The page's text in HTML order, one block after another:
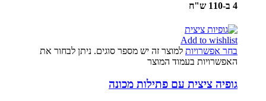
4 ב-110 ש"ח
Add to wishlist
בחר אפשרויות למוצר זה יש מספר סוגים. ניתן לבחור את
האפשרויות בעמוד המוצר
גופיה ציצית עם פתילות מכונה